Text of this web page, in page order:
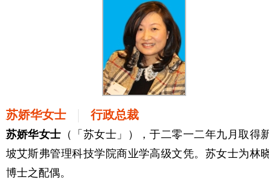
苏娇华女士 行政总裁
苏娇华女士 （「苏女士」），于二零一二年九月取得
坡艾斯弗管理科技学院商业学高级文凭。苏女士为林
博士之配偶。